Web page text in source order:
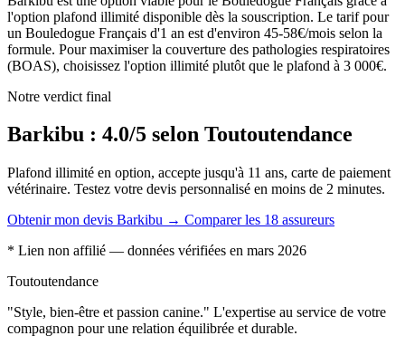
l'option plafond illimité disponible dès la souscription. Le tarif pour
un Bouledogue Français d'1 an est d'environ 45-58€/mois selon la
formule. Pour maximiser la couverture des pathologies respiratoires
(BOAS), choisissez l'option illimité plutôt que le plafond à 3 000€.
Notre verdict final
Barkibu : 4.0/5 selon Toutoutendance
Plafond illimité en option, accepte jusqu'à 11 ans, carte de paiement
vétérinaire. Testez votre devis personnalisé en moins de 2 minutes.
Obtenir mon devis Barkibu → Comparer les 18 assureurs
* Lien non affilié — données vérifiées en mars 2026
Toutoutendance
"Style, bien-être et passion canine." L'expertise au service de votre
compagnon pour une relation équilibrée et durable.